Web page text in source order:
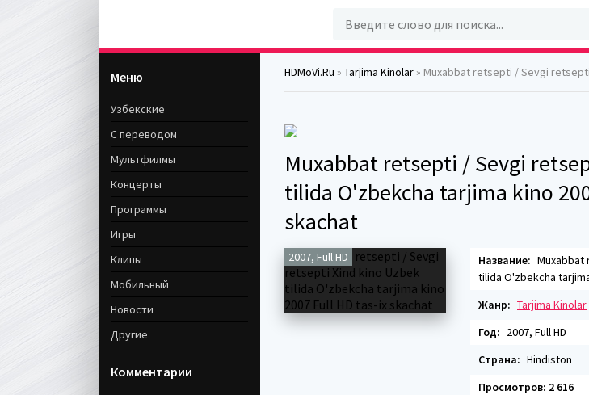
HDMoVi.Ru » Tarjima Kinolar » Muxabbat retsepti / Sevgi retsepti Xind kino
Muxabbat retsepti / Sevgi
tilida O'zbekcha tarjima kino
skachat
2007, Full HD Название: Muxabbat
tilida O'zbekcha
Жанр: Tarjima Kinolar
Год: 2007, Full HD
Страна: Hindiston
Просмотров: 2 616
Меню
Узбекские
С переводом
Мультфилмы
Концерты
Программы
Игры
Клипы
Мобильный
Новости
Другие
Комментарии